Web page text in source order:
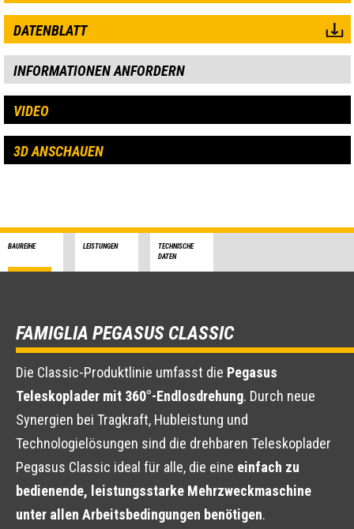
DATENBLATT
INFORMATIONEN ANFORDERN
VIDEO
3D ANSCHAUEN
BAUREIHE LEISTUNGEN
TECHNISCHE
DATEN
FAMIGLIA PEGASUS CLASSIC
Die Classic-Produktlinie umfasst die Pegasus
Teleskoplader mit 360°-Endlosdrehung. Durch neue
Synergien bei Tragkraft, Hubleistung und
Technologielösungen sind die drehbaren Teleskoplader
Pegasus Classic ideal für alle, die eine einfach zu
bedienende, leistungsstarke Mehrzweckmaschine
unter allen Arbeitsbedingungen benötigen.